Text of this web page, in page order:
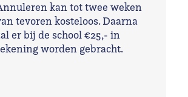
kan tot twee weken
tevoren kosteloos. Daarna
er bij de school €25,- in
worden gebracht.